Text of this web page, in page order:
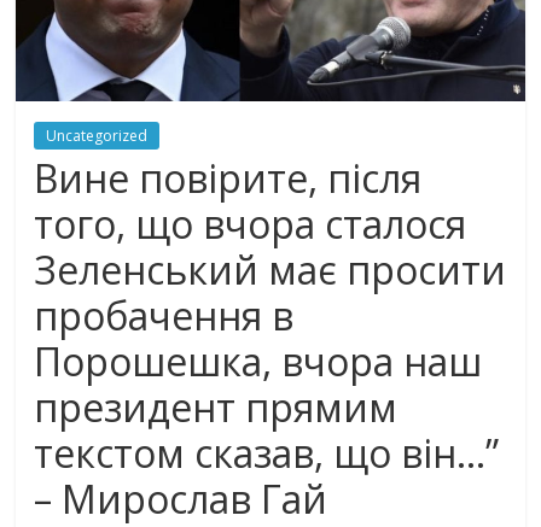
Uncategorized
Вине повірите, після
того, що вчора сталося
Зеленський має просити
пробачення в
Порошешка, вчора наш
президент прямим
текстом сказав, що він…”
– Мирослав Гай